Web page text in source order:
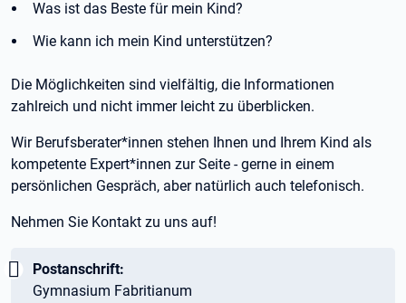
Was ist das Beste für mein Kind?
Wie kann ich mein Kind unterstützen?
Die Möglichkeiten sind vielfältig, die Informationen
zahlreich und nicht immer leicht zu überblicken.
Wir Berufsberater*innen stehen Ihnen und Ihrem Kind als
kompetente Expert*innen zur Seite - gerne in einem
persönlichen Gespräch, aber natürlich auch telefonisch.
Nehmen Sie Kontakt zu uns auf!
Wichtig:
Postanschrift:
Gymnasium Fabritianum